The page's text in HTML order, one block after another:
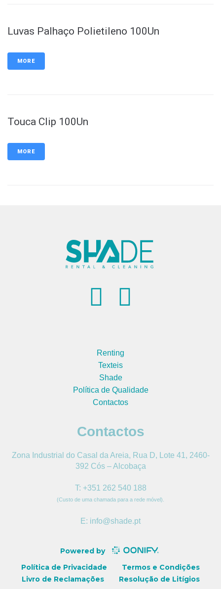
Luvas Palhaço Polietileno 100Un
MORE
Touca Clip 100Un
MORE
Renting
Texteis
Shade
Política de Qualidade
Contactos
Contactos
Zona Industrial do Casal da Areia, Rua D, Lote 41, 2460-
392 Cós – Alcobaça
T: +351 262 540 188
(Custo de uma chamada para a rede móvel).
E: info@shade.pt
Powered by
Política de Privacidade
Termos e Condições
Livro de Reclamações
Resolução de Litígios